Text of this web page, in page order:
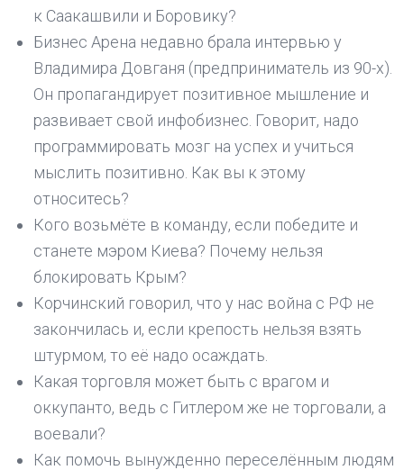
к Саакашвили и Боровику?
Бизнес Арена недавно брала интервью у
Владимира Довганя (предприниматель из 90-х).
Он пропагандирует позитивное мышление и
развивает свой инфобизнес. Говорит, надо
программировать мозг на успех и учиться
мыслить позитивно. Как вы к этому
относитесь?
Кого возьмёте в команду, если победите и
станете мэром Киева? Почему нельзя
блокировать Крым?
Корчинский говорил, что у нас война с РФ не
закончилась и, если крепость нельзя взять
штурмом, то её надо осаждать.
Какая торговля может быть с врагом и
оккупанто, ведь с Гитлером же не торговали, а
воевали?
Как помочь вынужденно переселённым людям